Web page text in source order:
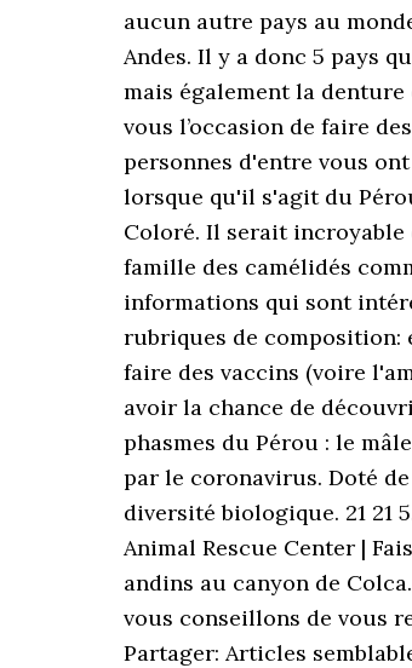
aucun autre pays au
Andes. Il y a donc 5 pays
mais également la
vous l’occasion de faire
personnes d'entre vous
lorsque qu'il s'agit du
Coloré. Il serait incroyable
famille des camélidés
informations qui sont
rubriques de composition:
faire des vaccins (voire
avoir la chance de
phasmes du Pérou : le
par le coronavirus. Doté
diversité biologique. 21 21
Animal Rescue Center |
andins au canyon de
vous conseillons de vous
Partager: Articles